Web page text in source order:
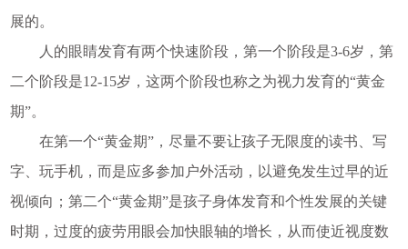
展的。
人的眼睛发育有两个快速阶段，第一个阶段是3-6岁，第
二个阶段是12-15岁，这两个阶段也称之为视力发育的“黄金
期”。
在第一个“黄金期”，尽量不要让孩子无限度的读书、写
字、玩手机，而是应多参加户外活动，以避免发生过早的近
视倾向；第二个“黄金期”是孩子身体发育和个性发展的关键
时期，过度的疲劳用眼会加快眼轴的增长，从而使近视度数